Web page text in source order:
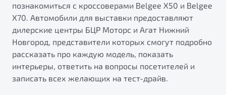
Элегантный и практичный седан
от 1 699 990 ₽*
Обзор В наличии
X70
Узнайте о специальных выгодах при покупке
автомобиля Belgee
Подробно
Будьте еще более уверены на дорогах с программой
познакомиться с кроссоверами Belgee X50 и Belgee
X70. Автомобили для выставки предоставляют
дилерские центры БЦР Моторс и Агат Нижний
Новгород, представители которых смогут подробно
рассказать про каждую модель, показать
интерьеры, ответить на вопросы посетителей и
записать всех желающих на тест-драйв.